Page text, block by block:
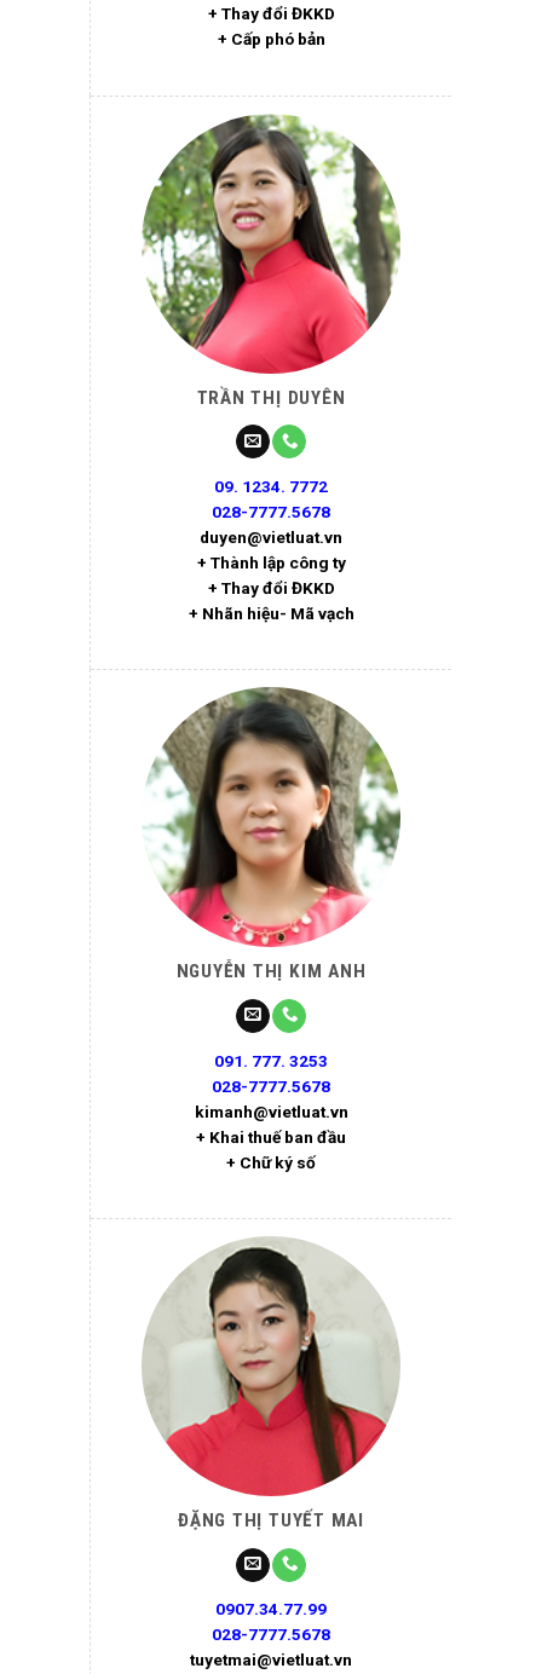
+ Thay đổi ĐKKD
+ Cấp phó bản
TRẦN THỊ DUYÊN
09. 1234. 7772
028-7777.5678
duyen@vietluat.vn
+ Thành lập công ty
+ Thay đổi ĐKKD
+ Nhãn hiệu- Mã vạch
NGUYỄN THỊ KIM ANH
091. 777. 3253
028-7777.5678
kimanh@vietluat.vn
+ Khai thuế ban đầu
+ Chữ ký số
ĐẶNG THỊ TUYẾT MAI
0907.34.77.99
028-7777.5678
tuyetmai@vietluat.vn